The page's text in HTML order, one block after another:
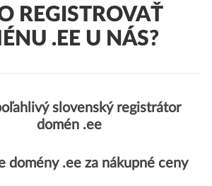
REGISTROVAŤ
.EE U NÁS?
slovenský registrátor
domén .ee
domény .ee za nákupné ceny